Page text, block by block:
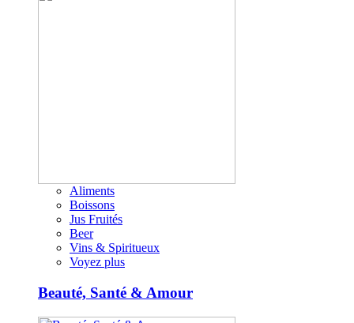
Aliments
Boissons
Jus Fruités
Beer
Vins & Spiritueux
Voyez plus
Beauté, Santé & Amour